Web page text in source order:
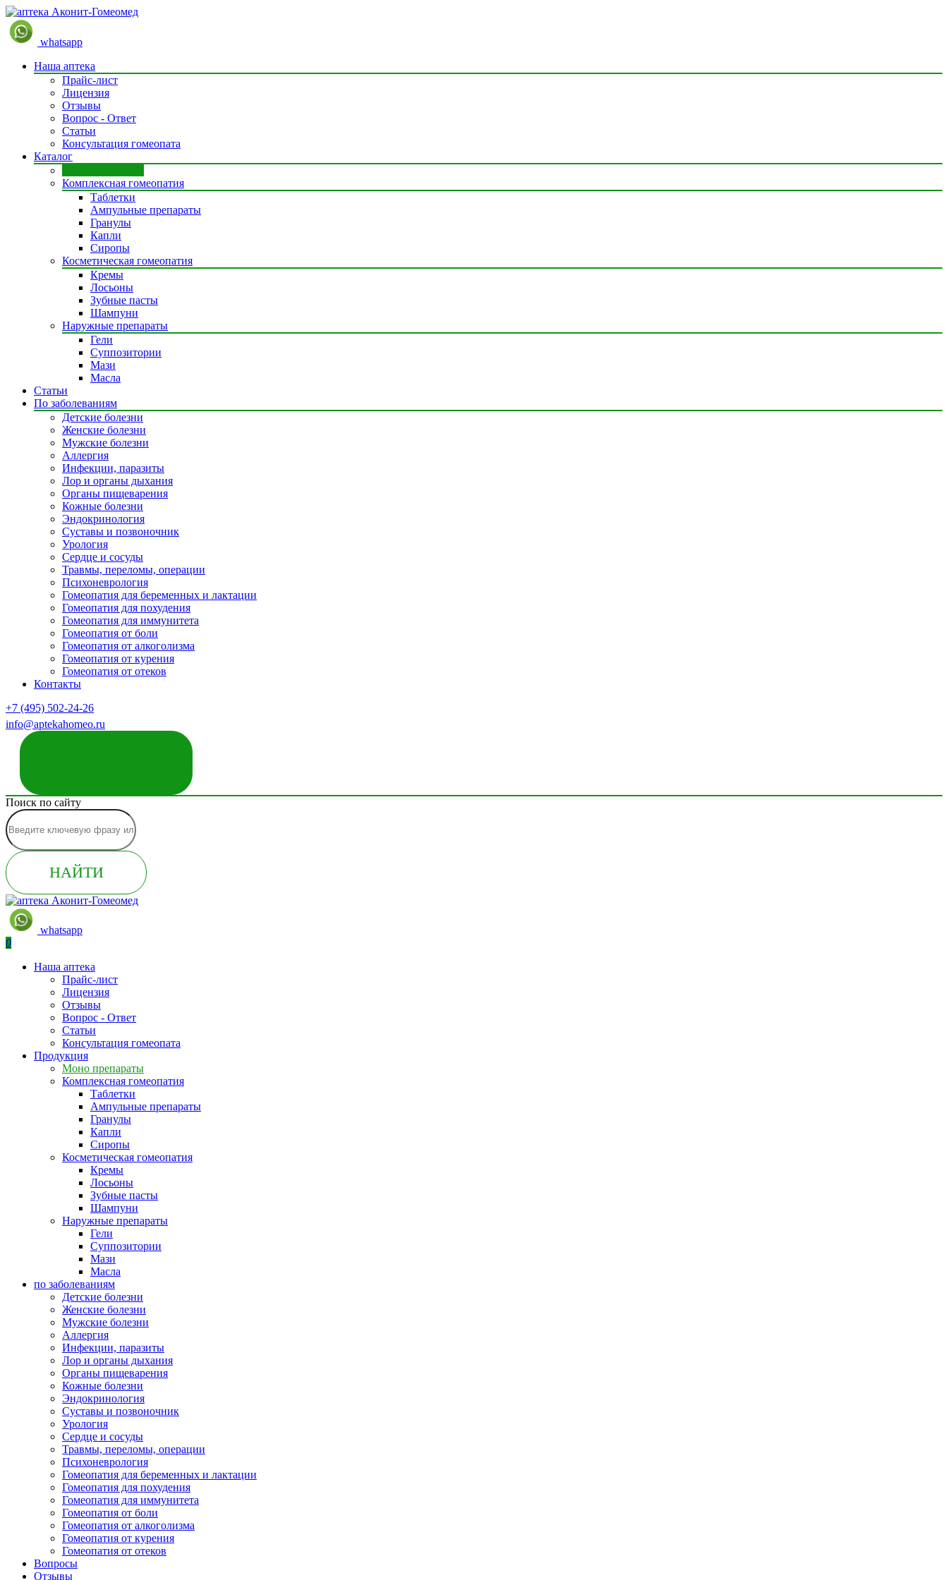
whatsapp
Наша аптека
Прайс-лист
Лицензия
Отзывы
Вопрос - Ответ
Статьи
Консультация гомеопата
Каталог
Комплексная гомеопатия
Таблетки
Ампульные препараты
Гранулы
Капли
Сиропы
Косметическая гомеопатия
Кремы
Лосьоны
Зубные пасты
Шампуни
Наружные препараты
Гели
Суппозитории
Мази
Масла
Статьи
По заболеваниям
Детские болезни
Женские болезни
Мужские болезни
Аллергия
Инфекции, паразиты
Лор и органы дыхания
Органы пищеварения
Кожные болезни
Эндокринология
Суставы и позвоночник
Урология
Сердце и сосуды
Травмы, переломы, операции
Психоневрология
Гомеопатия для беременных и лактации
Гомеопатия для похудения
Гомеопатия для иммунитета
Гомеопатия от боли
Гомеопатия от алкоголизма
Гомеопатия от курения
Гомеопатия от отеков
Контакты
+7 (495) 502-24-26
info@aptekahomeo.ru
Поиск по сайту
НАЙТИ
whatsapp
0
Наша аптека
Прайс-лист
Лицензия
Отзывы
Вопрос - Ответ
Статьи
Консультация гомеопата
Продукция
Моно препараты
Комплексная гомеопатия
Таблетки
Ампульные препараты
Гранулы
Капли
Сиропы
Косметическая гомеопатия
Кремы
Лосьоны
Зубные пасты
Шампуни
Наружные препараты
Гели
Суппозитории
Мази
Масла
по заболеваниям
Детские болезни
Женские болезни
Мужские болезни
Аллергия
Инфекции, паразиты
Лор и органы дыхания
Органы пищеварения
Кожные болезни
Эндокринология
Суставы и позвоночник
Урология
Сердце и сосуды
Травмы, переломы, операции
Психоневрология
Гомеопатия для беременных и лактации
Гомеопатия для похудения
Гомеопатия для иммунитета
Гомеопатия от боли
Гомеопатия от алкоголизма
Гомеопатия от курения
Гомеопатия от отеков
Вопросы
Отзывы